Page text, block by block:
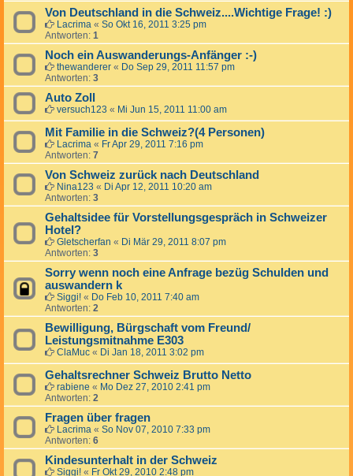
Von Deutschland in die Schweiz....Wichtige Frage! :)
Lacrima « So Okt 16, 2011 3:25 pm
Antworten: 1
Noch ein Auswanderungs-Anfänger :-)
thewanderer « Do Sep 29, 2011 11:57 pm
Antworten: 3
Auto Zoll
versuch123 « Mi Jun 15, 2011 11:00 am
Mit Familie in die Schweiz?(4 Personen)
Lacrima « Fr Apr 29, 2011 7:16 pm
Antworten: 7
Von Schweiz zurück nach Deutschland
Nina123 « Di Apr 12, 2011 10:20 am
Antworten: 3
Gehaltsidee für Vorstellungsgespräch in Schweizer
Hotel?
Gletscherfan « Di Mär 29, 2011 8:07 pm
Antworten: 3
Sorry wenn noch eine Anfrage bezüg Schulden und
auswandern k
Siggi! « Do Feb 10, 2011 7:40 am
Antworten: 2
Bewilligung, Bürgschaft vom Freund/
Leistungsmitnahme E303
ClaMuc « Di Jan 18, 2011 3:02 pm
Gehaltsrechner Schweiz Brutto Netto
rabiene « Mo Dez 27, 2010 2:41 pm
Antworten: 2
Fragen über fragen
Lacrima « So Nov 07, 2010 7:33 pm
Antworten: 6
Kindesunterhalt in der Schweiz
Siggi! « Fr Okt 29, 2010 2:48 pm